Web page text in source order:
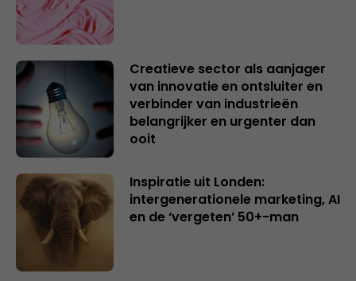
Creatieve sector als aanjager
van innovatie en ontsluiter en
verbinder van industrieën
belangrijker en urgenter dan
ooit
Inspiratie uit Londen:
intergenerationele marketing, AI
en de ‘vergeten’ 50+-man